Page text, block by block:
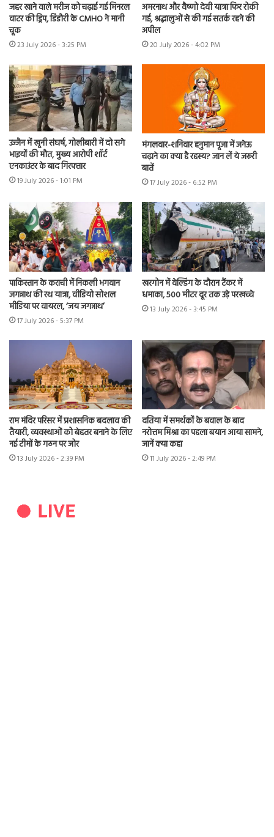
जहर खाने वाले मरीज को चढ़ाई गई मिनरल
वाटर की ड्रिप, डिंडौरी के CMHO ने मानी
चूक
23 July 2026 - 3:25 PM
अमरनाथ और वैष्णो देवी यात्रा फिर रोकी
गई, श्रद्धालुओं से की गई सतर्क रहने की
अपील
20 July 2026 - 4:02 PM
उज्जैन में खूनी संघर्ष, गोलीबारी में दो सगे
भाइयों की मौत, मुख्य आरोपी शॉर्ट
एनकाउंटर के बाद गिरफ्तार
19 July 2026 - 1:01 PM
मंगलवार-शनिवार हनुमान पूजा में जनेऊ
चढ़ाने का क्या है रहस्य? जान लें ये जरूरी
बातें
17 July 2026 - 6:52 PM
पाकिस्तान के कराची में निकली भगवान
जगन्नाथ की रथ यात्रा, वीडियो सोशल
मीडिया पर वायरल, ‘जय जगन्नाथ’
17 July 2026 - 5:37 PM
खरगोन में वेल्डिंग के दौरान टैंकर में
धमाका, 500 मीटर दूर तक उड़े परखच्चे
13 July 2026 - 3:45 PM
राम मंदिर परिसर में प्रशासनिक बदलाव की
तैयारी, व्यवस्थाओं को बेहतर बनाने के लिए
नई टीमों के गठन पर जोर
13 July 2026 - 2:39 PM
दतिया में समर्थकों के बवाल के बाद
नरोत्तम मिश्रा का पहला बयान आया सामने,
जानें क्या कहा
11 July 2026 - 2:49 PM